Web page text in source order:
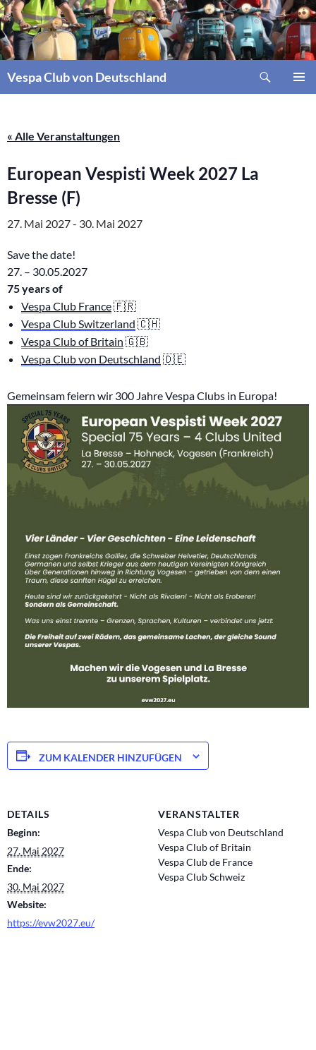
Zum
Inhalt
springen
Vespa Club von Deutschland
« Alle Veranstaltungen
European Vespisti Week 2027 La
Bresse (F)
27. Mai 2027- 30. Mai 2027
Save the date!
27. – 30.05.2027
75 years of
Vespa Club France🇫🇷
Vespa Club Switzerland 🇨🇭
Vespa Club of Britain 🇬🇧
Vespa Club von Deutschland 🇩🇪
Gemeinsam feiern wir 300 Jahre Vespa Clubs in Europa!
ZUM KALENDER HINZUFÜGEN
DETAILS
Beginn:
27. Mai 2027
Ende:
30. Mai 2027
Website:
https://evw2027.eu/
VERANSTALTER
Vespa Club von Deutschland
Vespa Club of Britain
Vespa Club de France
Vespa Club Schweiz